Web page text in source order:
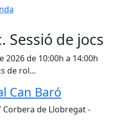
Sessió de jocs
2026 de 10:00h a 14:00h
de rol...
Can Baró
Corbera de Llobregat -